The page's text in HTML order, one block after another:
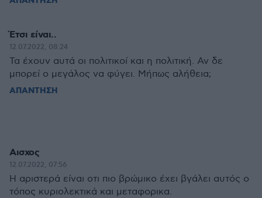
Έτσι είναι..
12.07.2022, 08:24
Τα έχουν αυτά οι πολιτικοί και η πολιτική. Αν δε
μπορεί ο μεγάλος να φύγει. Μήπως αλήθεια;
ΑΠΑΝΤΗΣΗ
Αισχος
12.07.2022, 07:56
Η αριστερά είναι οτι πιο βρώμικο έχει βγάλει αυτός ο
τόπος κυριολεκτικά και μεταφορικα.